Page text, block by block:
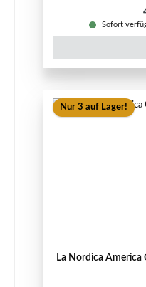
Sofort
Nur 3 auf Lager!
La Nordica America